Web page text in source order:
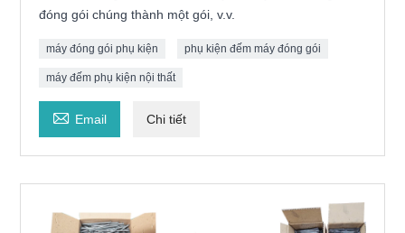
đóng gói chúng thành một gói, v.v.
máy đóng gói phụ kiện phụ kiện đếm máy đóng gói
máy đếm phụ kiện nội thất
 Email Chi tiết